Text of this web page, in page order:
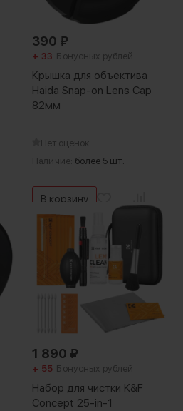
390 ₽
+ 33 Бонусных рублей
Крышка для объектива
Haida Snap-on Lens Cap
82мм
Нет оценок
Наличие: более 5 шт.
В корзину
1 890 ₽
+ 55 Бонусных рублей
Набор для чистки K&F
Concept 25-in-1